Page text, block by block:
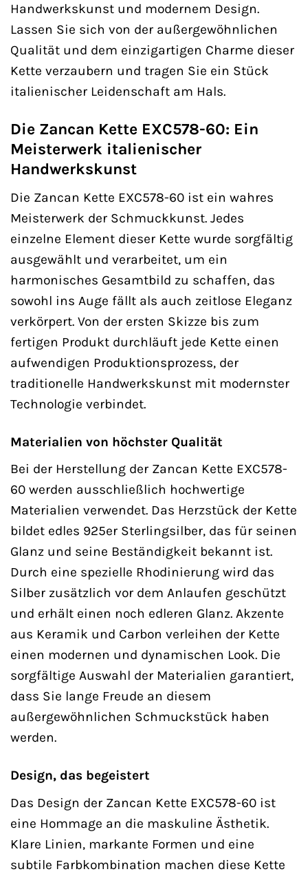
Handwerkskunst und modernem Design.
Lassen Sie sich von der außergewöhnlichen
Qualität und dem einzigartigen Charme dieser
Kette verzaubern und tragen Sie ein Stück
italienischer Leidenschaft am Hals.
Die Zancan Kette EXC578-60: Ein
Meisterwerk italienischer
Handwerkskunst
Die Zancan Kette EXC578-60 ist ein wahres
Meisterwerk der Schmuckkunst. Jedes
einzelne Element dieser Kette wurde sorgfältig
ausgewählt und verarbeitet, um ein
harmonisches Gesamtbild zu schaffen, das
sowohl ins Auge fällt als auch zeitlose Eleganz
verkörpert. Von der ersten Skizze bis zum
fertigen Produkt durchläuft jede Kette einen
aufwendigen Produktionsprozess, der
traditionelle Handwerkskunst mit modernster
Technologie verbindet.
Materialien von höchster Qualität
Bei der Herstellung der Zancan Kette EXC578-
60 werden ausschließlich hochwertige
Materialien verwendet. Das Herzstück der Kette
bildet edles 925er Sterlingsilber, das für seinen
Glanz und seine Beständigkeit bekannt ist.
Durch eine spezielle Rhodinierung wird das
Silber zusätzlich vor dem Anlaufen geschützt
und erhält einen noch edleren Glanz. Akzente
aus Keramik und Carbon verleihen der Kette
einen modernen und dynamischen Look. Die
sorgfältige Auswahl der Materialien garantiert,
dass Sie lange Freude an diesem
außergewöhnlichen Schmuckstück haben
werden.
Design, das begeistert
Das Design der Zancan Kette EXC578-60 ist
eine Hommage an die maskuline Ästhetik.
Klare Linien, markante Formen und eine
subtile Farbkombination machen diese Kette